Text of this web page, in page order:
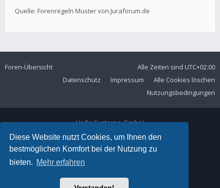
Diese Website nutzt Cookies, um Ihnen den
bestmöglichen Komfort bei der Nutzung zu
bieten. Mehr erfahren
Quelle: Forenregeln Muster von Juraforum.de
Foren-Übersicht Alle Zeiten sind UTC+02:00
Alle Cookies löschen
Impressum
Datenschutz
Nutzungsbedingungen
Volla Systeme GmbH
Kölner Straße 102
42897 Remscheid
Telefon:+49 2191 59897 61
E-Mail: